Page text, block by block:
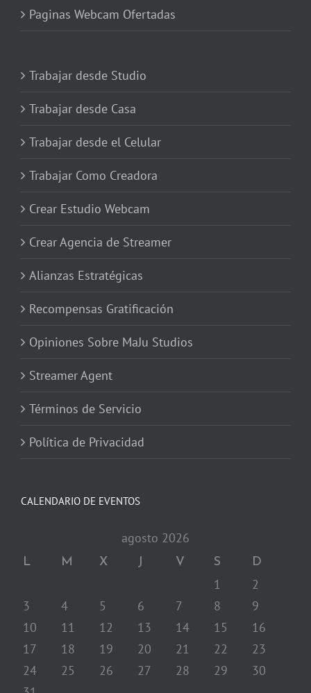
Paginas Webcam Ofertadas
Trabajar desde Studio
Trabajar desde Casa
Trabajar desde el Celular
Trabajar Como Creadora
Crear Estudio Webcam
Crear Agencia de Streamer
Alianzas Estratégicas
Recompensas Gratificación
Opiniones Sobre MaJu Studios
Streamer Agent
Términos de Servicio
Política de Privacidad
CALENDARIO DE EVENTOS
agosto 2026
L M X J V S D
1
2
3
4 5 6 7 8
9
10
11 12 13 14 15
16
17
18 19 20 21 22
23
24
25 26 27 28 29
30